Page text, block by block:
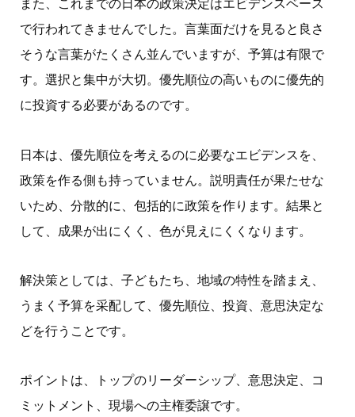
で行われてきませんでした。言葉面だけを見ると良さ
そうな言葉がたくさん並んでいますが、予算は有限で
す。選択と集中が大切。優先順位の高いものに優先的
に投資する必要があるのです。
日本は、優先順位を考えるのに必要なエビデンスを、
政策を作る側も持っていません。説明責任が果たせな
いため、分散的に、包括的に政策を作ります。結果と
して、成果が出にくく、色が見えにくくなります。
解決策としては、子どもたち、地域の特性を踏まえ、
うまく予算を采配して、優先順位、投資、意思決定な
どを行うことです。
ポイントは、トップのリーダーシップ、意思決定、コ
ミットメント、現場への主権委譲です。